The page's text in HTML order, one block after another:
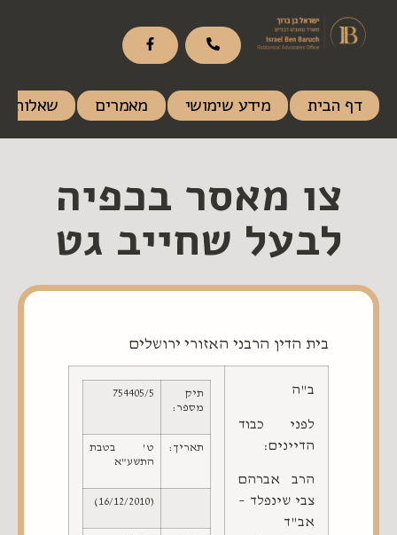
דף הבית מידע שימושי מאמרים שאלות
צו מאסר בכפיה
לבעל שחייב גט
בית הדין הרבני האזורי ירושלים
ב"ה
לפני כבוד
הדיינים:
הרב אברהם
צבי שינפלד –
אב"ד
תיק
מספר:
754405/5
תאריך:
ט' בטבת
התשע"א
(16/12/2010)